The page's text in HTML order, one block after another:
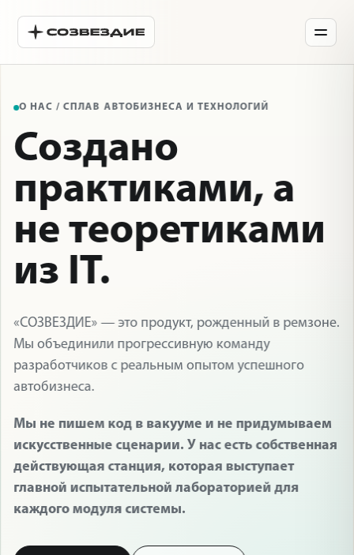
О НАС / СПЛАВ АВТОБИЗНЕСА И ТЕХНОЛОГИЙ
Создано
практиками, а
не теоретиками
из IT.
«СОЗВЕЗДИЕ» — это продукт, рожденный в ремзоне.
Мы объединили прогрессивную команду
разработчиков с реальным опытом успешного
автобизнеса.
Мы не пишем код в вакууме и не придумываем
искусственные сценарии. У нас есть собственная
действующая станция, которая выступает
главной испытательной лабораторией для
каждого модуля системы.